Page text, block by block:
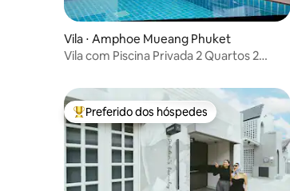
Vila ⋅ Amphoe Mueang Phuket
Vila com Piscina Privada 2 Quartos 2
Entre os melhores preferidos dos hóspedes
Preferido dos hóspedes